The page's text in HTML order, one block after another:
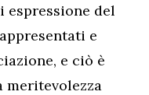
espressione del
e
e ciò è